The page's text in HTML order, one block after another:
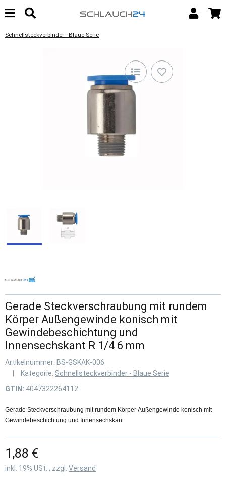
Schnellsteckverbinder - Blaue Serie
Gerade Steckverschraubung mit rundem
Körper Außengewinde konisch mit
Gewindebeschichtung und
Innensechskant R 1/4 6 mm
Artikelnummer: BS-GSKAK-006
Kategorie: Schnellsteckverbinder - Blaue Serie
GTIN: 4047322264112
Gerade Steckverschraubung mit rundem Körper Außengewinde konisch mit
Gewindebeschichtung und Innensechskant
1,88 €
inkl. 19% USt. , zzgl. Versand